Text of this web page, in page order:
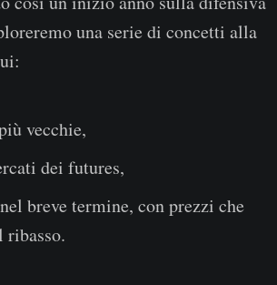
una serie di concetti alla
vecchie,
dei futures,
breve termine, con prezzi che
ribasso.